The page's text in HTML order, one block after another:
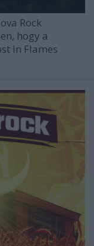
Rock
hogy a
In Flames